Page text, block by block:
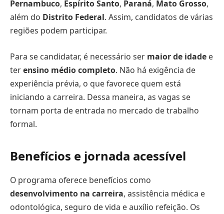
Pernambuco, Espírito Santo, Paraná, Mato Grosso,
além do Distrito Federal. Assim, candidatos de várias
regiões podem participar.
Para se candidatar, é necessário ser maior de idade e
terensino médio completo. Não há exigência de
experiência prévia, o que favorece quem está
iniciando a carreira. Dessa maneira, as vagas se
tornam porta de entrada no mercado de trabalho
formal.
Benefícios e jornada acessível
O programa oferece benefícios como
desenvolvimento na carreira, assistência médica e
odontológica, seguro de vida e auxílio refeição. Os